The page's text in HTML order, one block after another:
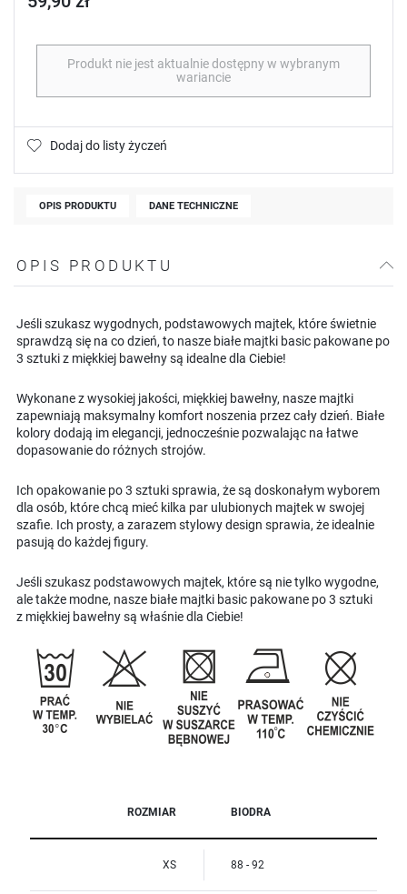
Produkt nie jest aktualnie dostępny w wybranym
wariancie
Dodaj do listy życzeń
OPIS PRODUKTU DANE TECHNICZNE
OPIS PRODUKTU
Jeśli szukasz wygodnych, podstawowych majtek, które świetnie
sprawdzą się na co dzień, to nasze białe majtki basic pakowane po
3 sztuki z miękkiej bawełny są idealne dla Ciebie!
Wykonane z wysokiej jakości, miękkiej bawełny, nasze majtki
zapewniają maksymalny komfort noszenia przez cały dzień. Białe
kolory dodają im elegancji, jednocześnie pozwalając na łatwe
dopasowanie do różnych strojów.
Ich opakowanie po 3 sztuki sprawia, że są doskonałym wyborem
dla osób, które chcą mieć kilka par ulubionych majtek w swojej
szafie. Ich prosty, a zarazem stylowy design sprawia, że idealnie
pasują do każdej figury.
Jeśli szukasz podstawowych majtek, które są nie tylko wygodne,
ale także modne, nasze białe majtki basic pakowane po 3 sztuki
z miękkiej bawełny są właśnie dla Ciebie!
ROZMIAR BIODRA
XS 88 - 92